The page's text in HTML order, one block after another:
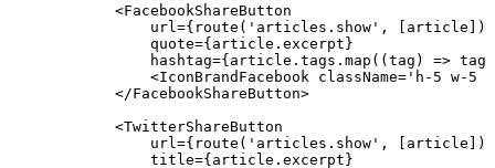
            <FacebookShareButton
                url={route('articles.show', [article])}
                quote={article.excerpt}
hashtag={article.tags.map((tag) =>
<IconBrandFacebook className='h-5 w-5
            </FacebookShareButton>
            <TwitterShareButton
                url={route('articles.show', [article])}
                title={article.excerpt}